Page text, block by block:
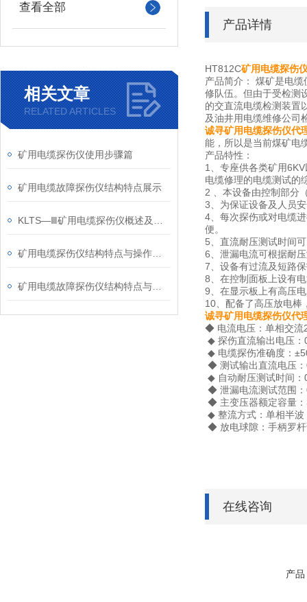
查看全部
相关文章
RELATED ARTICLES
矿用电缆探伤仪使用步骤篇
矿用电缆故障探伤仪结构特点展示
产品详情
HT812C矿用电缆探伤
产品简介： 煤矿是电
修队伍。但由于受检测
的交直流电缆检测装置
及油井用电缆维修公司
诚寻矿用电缆探伤仪代
能，所以是当前煤矿电
产品特性：
1、专座供各类矿用
电缆修理的电缆测试的
2 、本设备由控制部分
3、为保证设备及人员
4、每次探伤或对电缆
便。
5、直流耐压测试时间
6、泄漏电流可根据耐
7、设备有过流及短路
8、在控制面板上设有
9、在显示板上有高压
10、配备了高压放电棒
诚寻矿用电缆探伤仪代
◆ 电流电压：单相交流
◆ 探伤直流输出电压
◆ 电缆探伤准确度：
◆ 测试输出直流电压
◆ 自动耐压测试时间
◆ 泄漏电流测试范围
◆ 主变压器额定容量：
◆ 整流方式：单相半波
◆ 放电球隙：手柄罗
在线咨询
产品